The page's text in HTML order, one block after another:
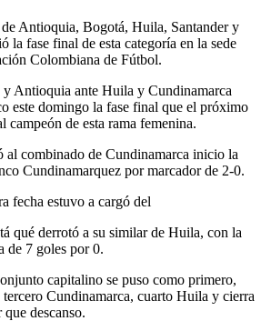
Antioquia, Bogotá, Huila, Santander y
la fase final de esta categoría en la sede
Colombiana de Fútbol.
Antioquia ante Huila y Cundinamarca
este domingo la fase final que el próximo
campeón de esta rama femenina.
al combinado de Cundinamarca inicio la
Cundinamarquez por marcador de 2-0.
fecha estuvo a cargó del
qué derrotó a su similar de Huila, con la
de 7 goles por 0.
capitalino se puso como primero,
Cundinamarca, cuarto Huila y cierra
descanso.